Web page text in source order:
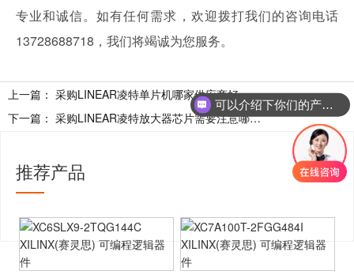
专业和诚信。如有任何需求，欢迎拨打我们的咨询电话
13728688718，我们将竭诚为您服务。
上一篇： 采购LINEAR凌特单片机哪家供应商好
下一篇：
采购LINEAR凌特放大器芯片需要注意哪些事项
推荐产品 +
可以介绍下你们的产品么